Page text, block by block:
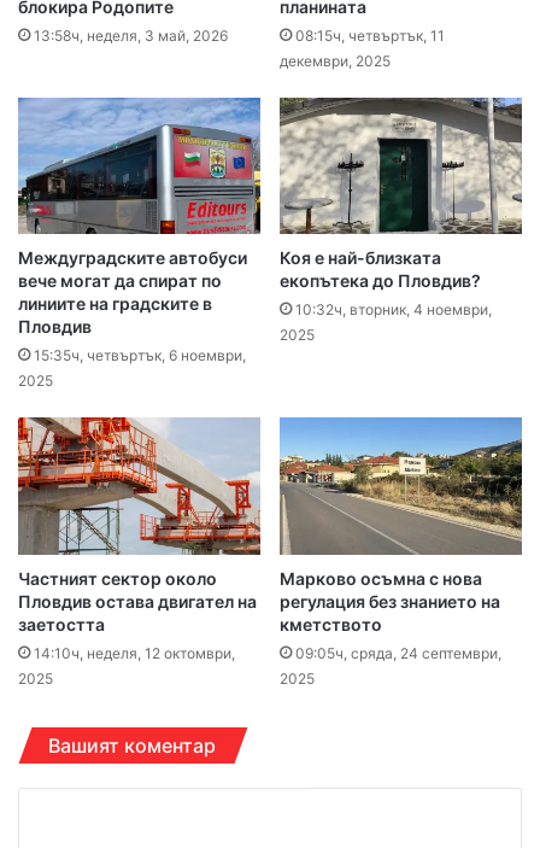
блокира Родопите
13:58ч, неделя, 3 май, 2026
планината
08:15ч, четвъртък, 11
декември, 2025
Междуградските автобуси
вече могат да спират по
линиите на градските в
Пловдив
15:35ч, четвъртък, 6 ноември,
2025
Коя е най-близката
екопътека до Пловдив?
10:32ч, вторник, 4 ноември,
2025
Частният сектор около
Пловдив остава двигател на
заетостта
14:10ч, неделя, 12 октомври,
2025
Марково осъмна с нова
регулация без знанието на
кметството
09:05ч, сряда, 24 септември,
2025
Вашият коментар